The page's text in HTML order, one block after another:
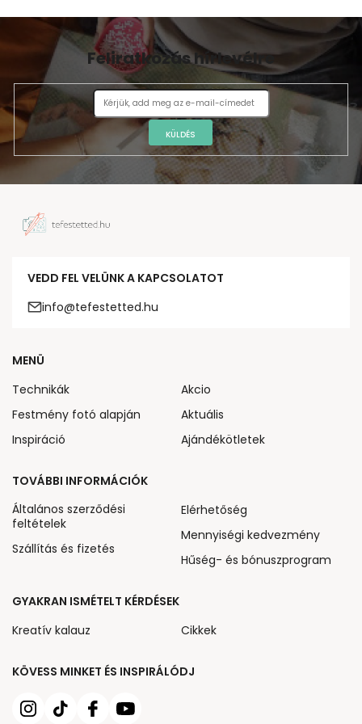
Feliratkozás hírlevélre
KÜLDÉS
VEDD FEL VELÜNK A KAPCSOLATOT
info@tefestetted.hu
KÖVESS MINKET ÉS INSPIRÁLÓDJ
MENÜ
Technikák
Festmény fotó alapján
Inspiráció
Akcio
Aktuális
Ajándékötletek
TOVÁBBI INFORMÁCIÓK
Általános szerződési
feltételek
Szállítás és fizetés
Elérhetőség
Mennyiségi kedvezmény
Hűség- és bónuszprogram
GYAKRAN ISMÉTELT KÉRDÉSEK
Kreatív kalauz
Cikkek